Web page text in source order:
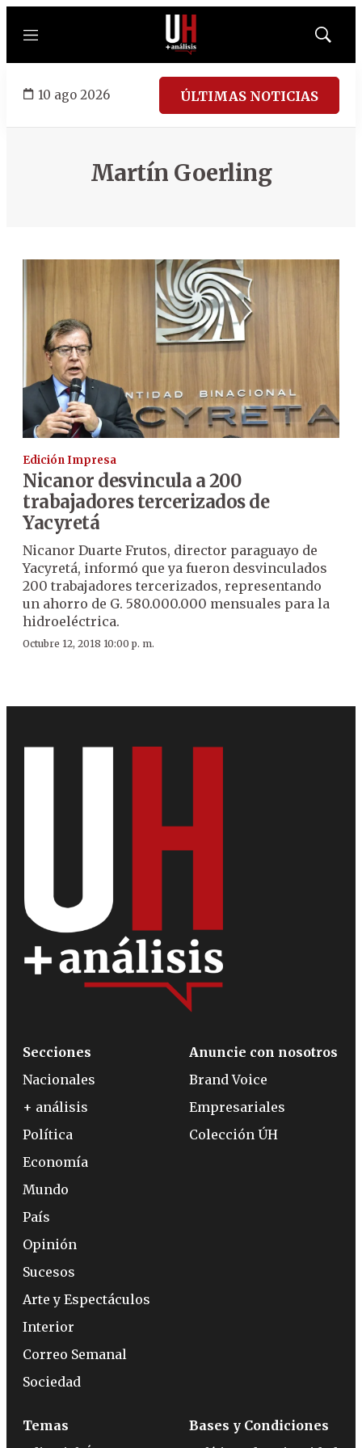
Menú
Mostrar
10 ago 2026 ÚLTIMAS NOTICIAS
Martín Goerling
Edición Impresa
Nicanor desvincula a 200
trabajadores tercerizados de
Yacyretá
Nicanor Duarte Frutos, director paraguayo de
Yacyretá, informó que ya fueron desvinculados
200 trabajadores tercerizados, representando
un ahorro de G. 580.000.000 mensuales para la
hidroeléctrica.
Octubre 12, 2018 10:00 p. m.
Secciones
Nacionales
+ análisis
Política
Economía
Mundo
País
Opinión
Sucesos
Arte y Espectáculos
Interior
Correo Semanal
Sociedad
Anuncie con nosotros
Brand Voice
Empresariales
Colección ÚH
Temas
Bases y Condiciones